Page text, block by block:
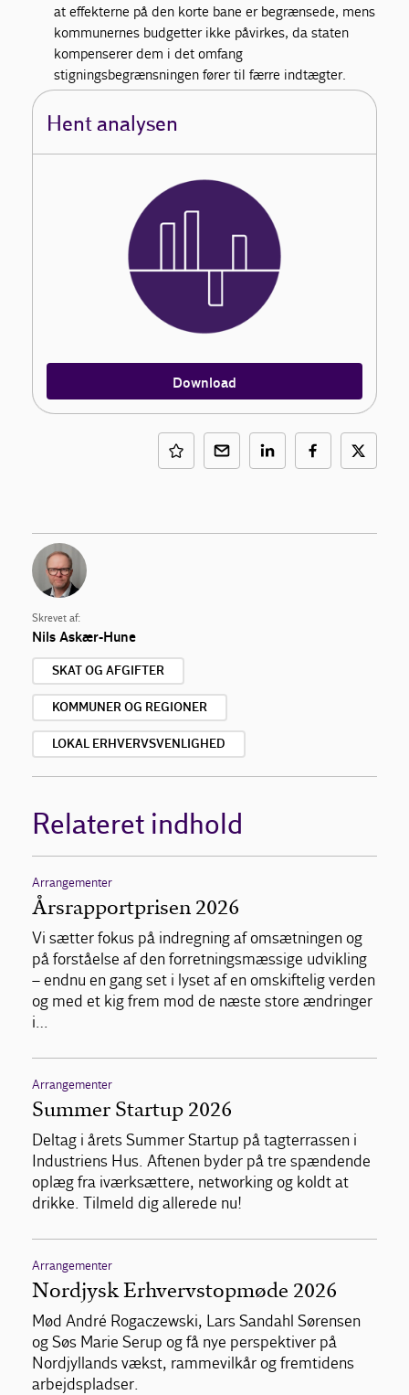
at effekterne på den korte bane er begrænsede, mens
kommunernes budgetter ikke påvirkes, da staten
kompenserer dem i det omfang
stigningsbegrænsningen fører til færre indtægter.
Hent analysen
Download
Skrevet af:
Nils Askær-Hune
SKAT OG AFGIFTER
KOMMUNER OG REGIONER
LOKAL ERHVERVSVENLIGHED
Relateret indhold
Arrangementer
Årsrapportprisen 2026
Vi sætter fokus på indregning af omsætningen og
på forståelse af den forretningsmæssige udvikling
– endnu en gang set i lyset af en omskiftelig verden
og med et kig frem mod de næste store ændringer
i…
Arrangementer
Summer Startup 2026
Deltag i årets Summer Startup på tagterrassen i
Industriens Hus. Aftenen byder på tre spændende
oplæg fra iværksættere, networking og koldt at
drikke. Tilmeld dig allerede nu!
Arrangementer
Nordjysk Erhvervstopmøde 2026
Mød André Rogaczewski, Lars Sandahl Sørensen
og Søs Marie Serup og få nye perspektiver på
Nordjyllands vækst, rammevilkår og fremtidens
arbejdspladser.